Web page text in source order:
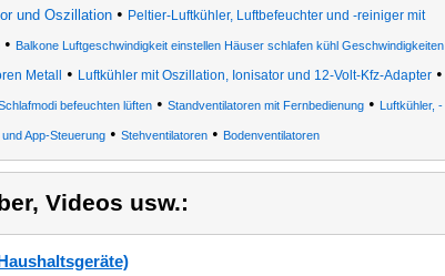
und Oszillation• Peltier-Luftkühler, Luftbefeuchter und -reiniger mit
• Balkone Luftgeschwindigkeit einstellen Häuser schlafen kühl Geschwindigkeiten
Metall • Luftkühler mit Oszillation, Ionisator und 12-Volt-Kfz-Adapter •
befeuchten lüften • Standventilatoren mit Fernbedienung • Luftkühler, -
App-Steuerung• Stehventilatoren• Bodenventilatoren
Videos usw.: